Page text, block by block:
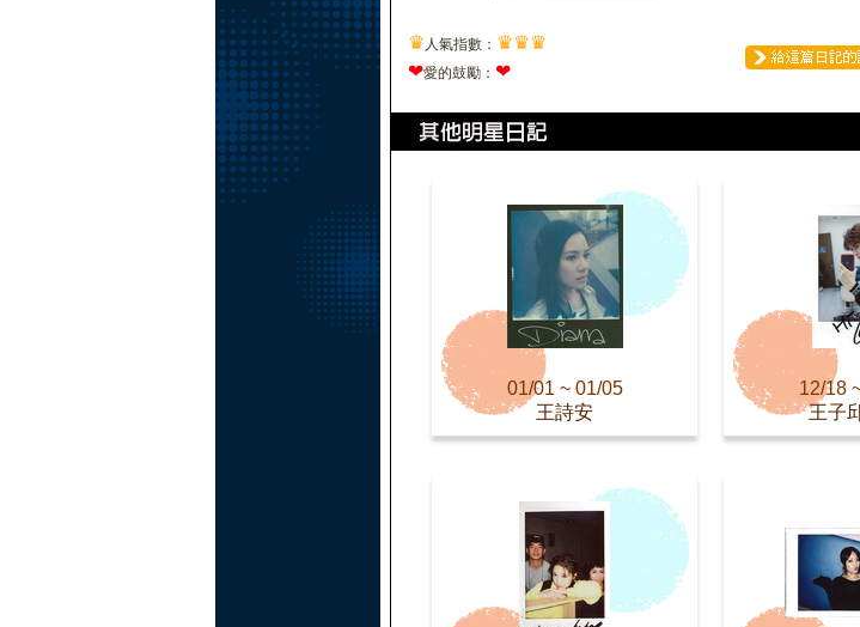
♛ 人氣指數： ♛♛♛
❤愛的鼓勵： ❤
01/01 ~ 01/05
王詩安
12/18
王子